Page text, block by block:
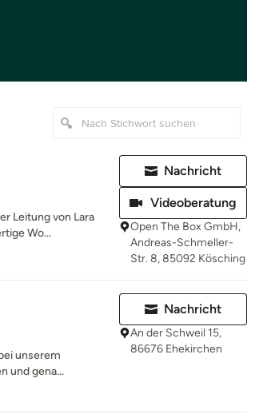
Leitung von Lara
Wo...
Nachricht
Videoberatung
Open The Box GmbH,
Andreas-Schmeller-
Str. 8, 85092 Kösching
unserem
und gena...
Nachricht
An der Schweil 15,
86676 Ehekirchen